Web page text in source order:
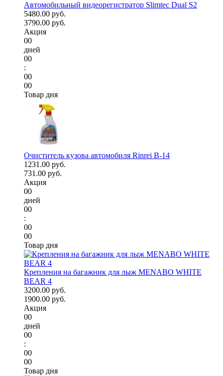
Автомобильный видеорегистратор Slimtec Dual S2
5480.00 руб.
3790.00 руб.
Акция
00
дней
00
:
00
00
Товар дня
Очиститель кузова автомобиля Rinrei B-14
1231.00 руб.
731.00 руб.
Акция
00
дней
00
:
00
00
Товар дня
Крепления на багажник для лыж MENABO WHITE
BEAR 4
3200.00 руб.
1900.00 руб.
Акция
00
дней
00
:
00
00
Товар дня